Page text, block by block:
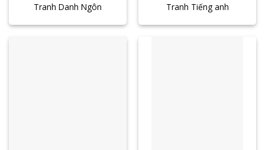
Tranh Danh Ngôn Tranh Tiếng anh